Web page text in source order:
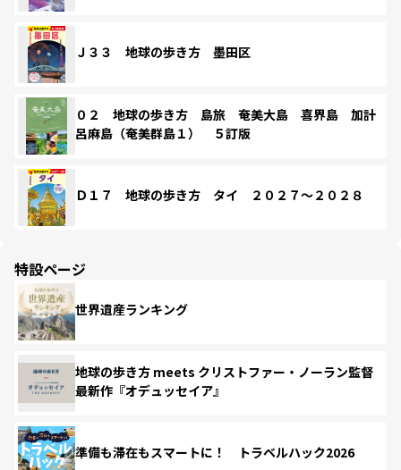
Ｊ３３ 地球の歩き方 墨田区
０２ 地球の歩き方 島旅 奄美大島 喜界島 加計
呂麻島（奄美群島１） ５訂版
Ｄ１７ 地球の歩き方 タイ ２０２７～２０２８
特設ページ
世界遺産ランキング
地球の歩き方 meets クリストファー・ノーラン監督
最新作『オデュッセイア』
準備も滞在もスマートに！ トラベルハック2026